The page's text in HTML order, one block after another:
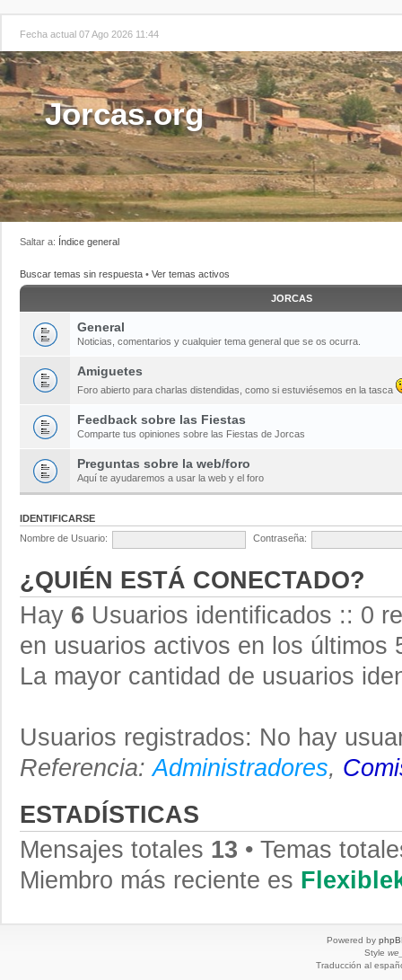
Fecha actual 07 Ago 2026 11:44
Jorcas.org
Saltar a: Índice general
Buscar temas sin respuesta • Ver temas activos
JORCAS
General
Noticias, comentarios y cualquier tema general que se os ocurra.
Amiguetes
Foro abierto para charlas distendidas, como si estuviésemos en la tasca
Feedback sobre las Fiestas
Comparte tus opiniones sobre las Fiestas de Jorcas
Preguntas sobre la web/foro
Aquí te ayudaremos a usar la web y el foro
IDENTIFICARSE
Nombre de Usuario:
Contraseña:
¿QUIÉN ESTÁ CONECTADO?
Hay 6 Usuarios identificados :: 0
en usuarios activos en los últimos
La mayor cantidad de usuarios
Usuarios registrados: No hay
Referencia:Administradores,
ESTADÍSTICAS
Mensajes totales 13 • Temas
Miembro más reciente es
Powered by
Style
Traducción al